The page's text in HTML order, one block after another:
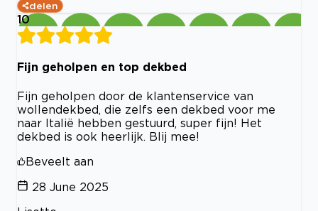
delen
10
Fijn geholpen en top dekbed
Fijn geholpen door de klantenservice van
wollendekbed, die zelfs een dekbed voor me
naar Italië hebben gestuurd, super fijn! Het
dekbed is ook heerlijk. Blij mee!
Beveelt aan
28 June 2025